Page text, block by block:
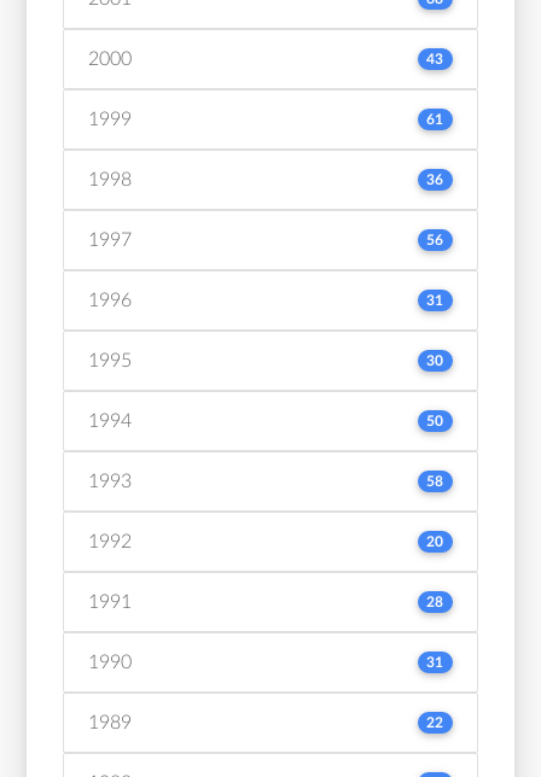
2000 43
1999 61
1998 36
1997 56
1996 31
1995 30
1994 50
1993 58
1992 20
1991 28
1990 31
1989 22